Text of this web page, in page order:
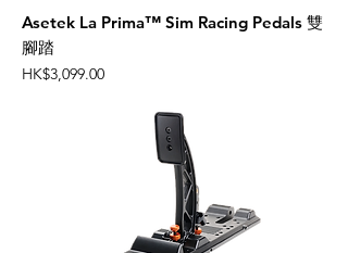
Asetek La Prima™ Sim Racing Pedals 雙
腳踏
Price
HK$3,099.00